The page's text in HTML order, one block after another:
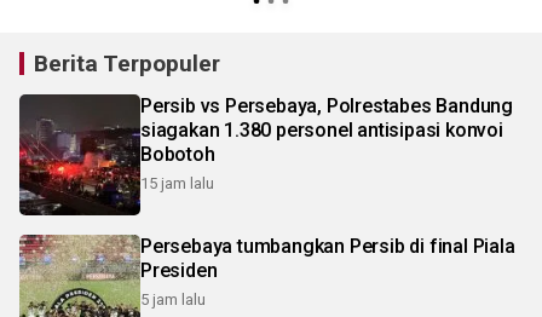
Berita Terpopuler
Persib vs Persebaya, Polrestabes Bandung
siagakan 1.380 personel antisipasi konvoi
Bobotoh
15 jam lalu
Persebaya tumbangkan Persib di final Piala
Presiden
5 jam lalu